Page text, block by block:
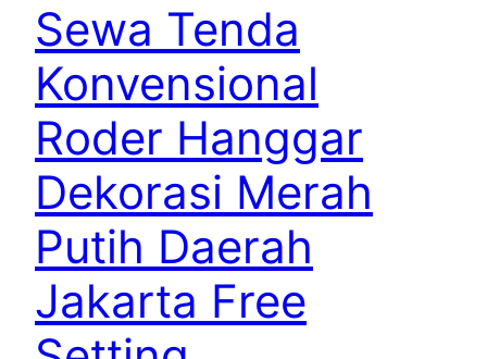
Sewa Tenda
Konvensional
Roder Hanggar
Dekorasi Merah
Putih Daerah
Jakarta Free